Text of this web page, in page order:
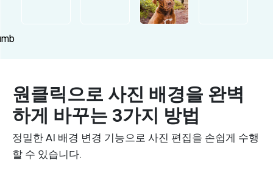
원클릭으로 사진 배경을 완벽
하게 바꾸는 3가지 방법
정밀한 AI 배경 변경 기능으로 사진 편집을 손쉽게 수행
할 수 있습니다.